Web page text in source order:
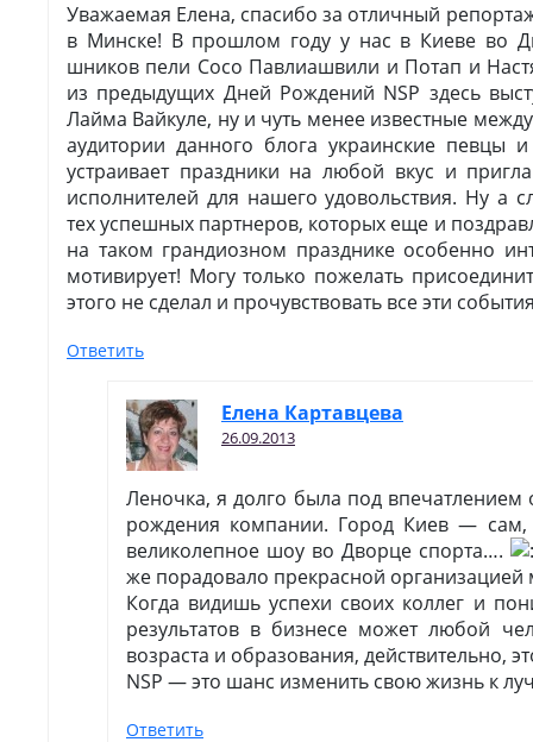
Уважаемая Елена, спасибо за отличный
в Минске! В прошлом году у нас в Киеве во
шников пели Сосо Павлиашвили и Потап и
из предыдущих Дней Рождений NSP здесь
Лайма Вайкуле, ну и чуть менее известные
аудитории данного блога украинские певцы
устраивает праздники на любой вкус и
исполнителей для нашего удовольствия. Ну а
тех успешных партнеров, которых еще и
на таком грандиозном празднике особенно
мотивирует! Могу только пожелать
этого не сделал и прочувствовать все эти
Ответить
Елена Картавцева
26.09.2013
Леночка, я долго была под впечатлением
рождения компании. Город Киев — сам,
великолепное шоу во Дворце спорта….
же порадовало прекрасной организацией
Когда видишь успехи своих коллег и
результатов в бизнесе может любой
возраста и образования, действительно,
NSP — это шанс изменить свою жизнь к
Ответить